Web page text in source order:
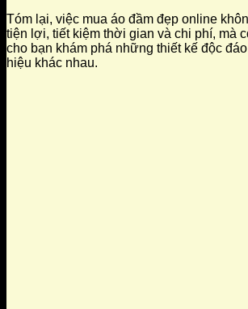
Tóm lại, việc mua áo đầm đẹp online
tiện lợi, tiết kiệm thời gian và chi phí, mà
cho bạn khám phá những thiết kế độc
hiệu khác nhau.